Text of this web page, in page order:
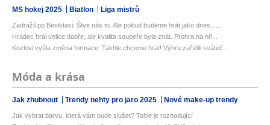
MS hokej 2025 Biatlon Liga mistrů
Zadražil po Besiktasi: Štve nás to. Ale pokud budeme hrát jako dnes......
Hradec hrál velice dobře, ale kvalita soupeře byla znát. Prohra na hři...
Kozlovi vyšla změna formace: Takhle chceme hrát! Výhru zařídili sváteč...
Móda a krása
Jak zhubnout Trendy nehty pro jaro 2025 Nové make-up trendy
Jak vybrat barvu, která vám bude slušet? Tohle je rozhodující